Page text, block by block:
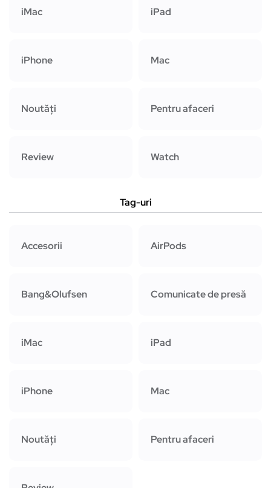
iMac iPad
iPhone Mac
Noutăți Pentru afaceri
Review Watch
Tag-uri
Accesorii AirPods
Bang&Olufsen Comunicate de presă
iMac iPad
iPhone Mac
Noutăți Pentru afaceri